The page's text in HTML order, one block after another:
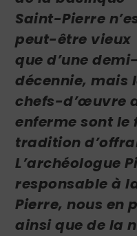
Saint-Pierre
peut-être vieux
que d’une demi-
décennie, mais
chefs-d’œuvre
enferme sont le
tradition
L’archéologue
responsable à
Pierre, nous en
ainsi que de la